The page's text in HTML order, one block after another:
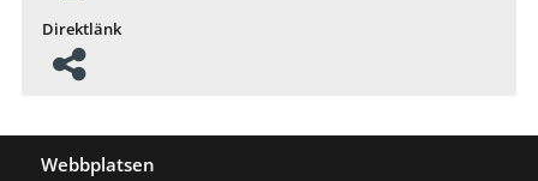
Direktlänk
Webbplatsen